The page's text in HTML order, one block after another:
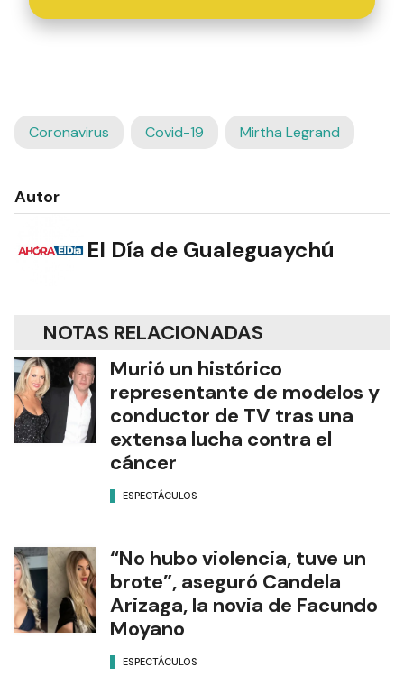
Coronavirus Covid-19 Mirtha Legrand
Autor
El Día de Gualeguaychú
NOTAS RELACIONADAS
Murió un histórico
representante de modelos y
conductor de TV tras una
extensa lucha contra el
cáncer
ESPECTÁCULOS
“No hubo violencia, tuve un
brote”, aseguró Candela
Arizaga, la novia de Facundo
Moyano
ESPECTÁCULOS